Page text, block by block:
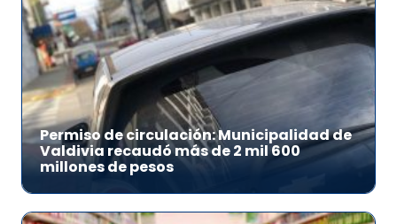
Permiso de circulación: Municipalidad de
Valdivia recaudó más de 2 mil 600
millones de pesos